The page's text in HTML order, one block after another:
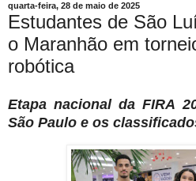
quarta-feira, 28 de maio de 2025
Estudantes de São
o Maranhão em
robótica
Etapa nacional da FIRA
São Paulo e os